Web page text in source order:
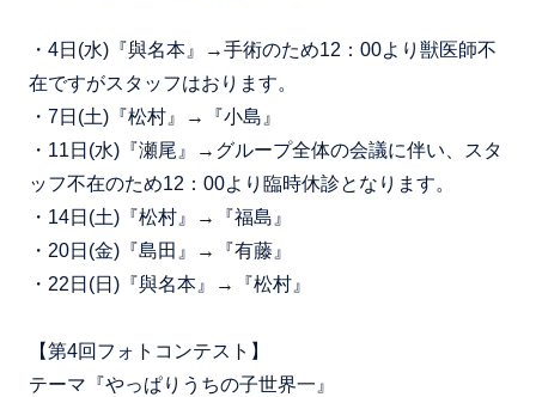
・4日(水)『與名本』→手術のため12：00より獣医師不
在ですがスタッフはおります。
・7日(土)『松村』→『小島』
・11日(水)『瀬尾』→グループ全体の会議に伴い、スタ
ッフ不在のため12：00より臨時休診となります。
・14日(土)『松村』→『福島』
・20日(金)『島田』→『有藤』
・22日(日)『與名本』→『松村』
【第4回フォトコンテスト】
テーマ『やっぱりうちの子世界一』